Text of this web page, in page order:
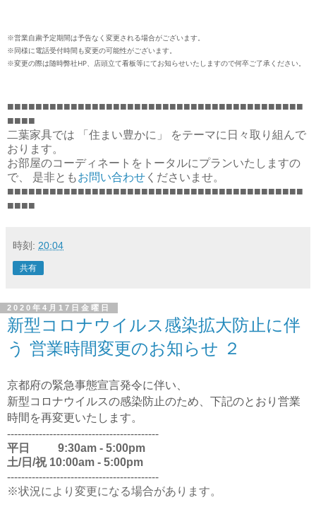
※営業自粛予定期間は予告なく変更される場合がございます。
※同様に電話受付時間も変更の可能性がございます。
※変更の際は随時弊社HP、店頭立て看板等にてお知らせいたしますので何卒ご了承ください。
■■■■■■■■■■■■■■■■■■■■■■■■■■■■■■■■■■■■■■■■■■
■■■■
二葉家具では 「住まい豊かに」 をテーマに日々取り組んで
おります。
お部屋のコーディネートをトータルにプランいたしますの
で、 是非ともお問い合わせ くださいませ。
■■■■■■■■■■■■■■■■■■■■■■■■■■■■■■■■■■■■■■■■■■
■■■■
時刻: 20:04
共有
2020年4月17日金曜日
新型コロナウイルス感染拡大防止に伴
う 営業時間変更のお知らせ ２
京都府の緊急事態宣言発令に伴い、
新型コロナウイルスの感染防止のため、下記のとおり営業
時間を再変更いたします。
-------------------------------------------
平日 9:30am - 5:00pm
土/日/祝 10:00am - 5:00pm
-------------------------------------------
※状況により変更になる場合があります。